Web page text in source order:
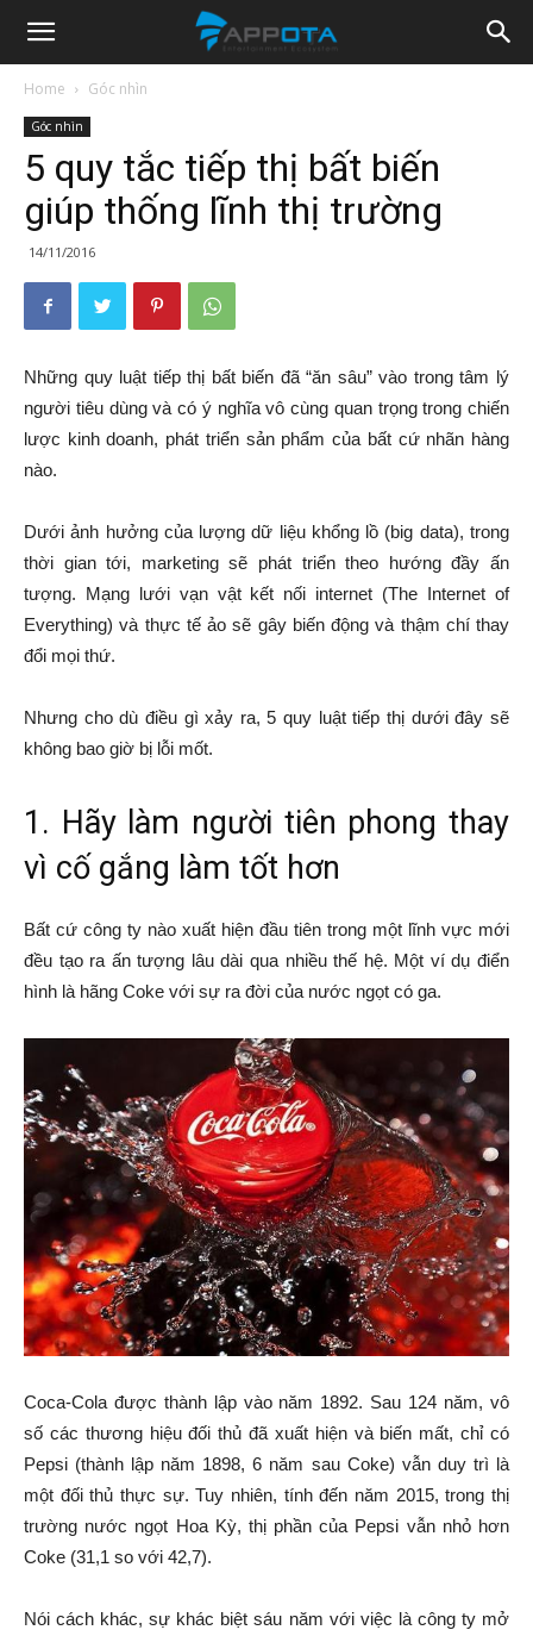
Appota
News
Home Góc nhìn
Góc nhìn
5 quy tắc tiếp thị bất biến
giúp thống lĩnh thị trường
14/11/2016
Những quy luật tiếp thị bất biến đã “ăn sâu” vào trong tâm lý
người tiêu dùng và có ý nghĩa vô cùng quan trọng trong chiến
lược kinh doanh, phát triển sản phẩm của bất cứ nhãn hàng
nào.
Dưới ảnh hưởng của lượng dữ liệu khổng lồ (big data), trong
thời gian tới, marketing sẽ phát triển theo hướng đầy ấn
tượng. Mạng lưới vạn vật kết nối internet (The Internet of
Everything) và thực tế ảo sẽ gây biến động và thậm chí thay
đổi mọi thứ.
Nhưng cho dù điều gì xảy ra, 5 quy luật tiếp thị dưới đây sẽ
không bao giờ bị lỗi mốt.
1. Hãy làm người tiên phong thay
vì cố gắng làm tốt hơn
Bất cứ công ty nào xuất hiện đầu tiên trong một lĩnh vực mới
đều tạo ra ấn tượng lâu dài qua nhiều thế hệ. Một ví dụ điển
hình là hãng Coke với sự ra đời của nước ngọt có ga.
Coca-Cola được thành lập vào năm 1892. Sau 124 năm, vô
số các thương hiệu đối thủ đã xuất hiện và biến mất, chỉ có
Pepsi (thành lập năm 1898, 6 năm sau Coke) vẫn duy trì là
một đối thủ thực sự. Tuy nhiên, tính đến năm 2015, trong thị
trường nước ngọt Hoa Kỳ, thị phần của Pepsi vẫn nhỏ hơn
Coke (31,1 so với 42,7).
Nói cách khác, sự khác biệt sáu năm với việc là công ty mở